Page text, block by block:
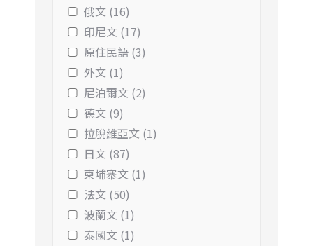
俄文 (16)
印尼文 (17)
原住民語 (3)
外文 (1)
尼泊爾文 (2)
德文 (9)
拉脫維亞文 (1)
日文 (87)
柬埔寨文 (1)
法文 (50)
波蘭文 (1)
泰國文 (1)